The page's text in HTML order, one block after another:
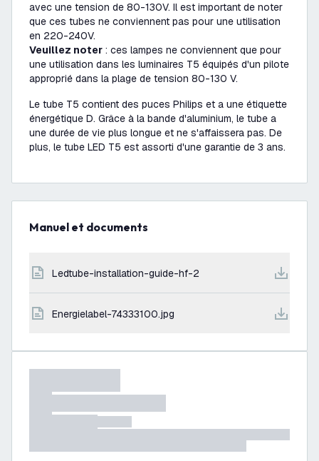
avec une tension de 80-130V. Il est important de noter
que ces tubes ne conviennent pas pour une utilisation
en 220-240V.
Veuillez noter : ces lampes ne conviennent que pour
une utilisation dans les luminaires T5 équipés d'un pilote
approprié dans la plage de tension 80-130 V.
Le tube T5 contient des puces Philips et a une étiquette
énergétique D. Grâce à la bande d'aluminium, le tube a
une durée de vie plus longue et ne s'affaissera pas. De
plus, le tube LED T5 est assorti d'une garantie de 3 ans.
Manuel et documents
ledtube-installation-guide-hf-2
energielabel-74333100.jpg